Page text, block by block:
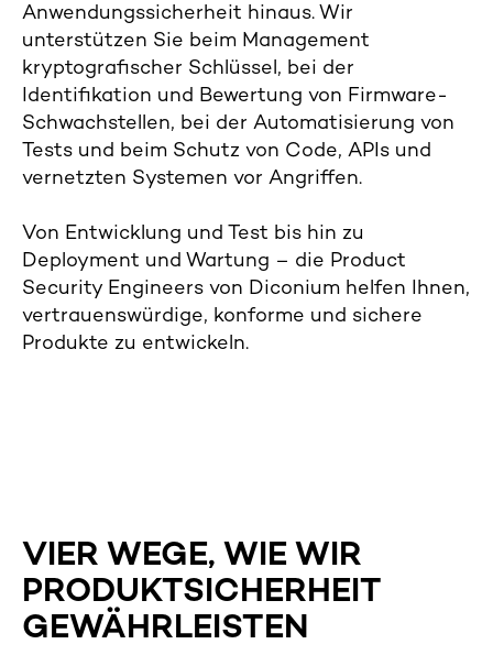
Anwendungssicherheit hinaus. Wir
unterstützen Sie beim Management
kryptografischer Schlüssel, bei der
Identifikation und Bewertung von Firmware-
Schwachstellen, bei der Automatisierung von
Tests und beim Schutz von Code, APIs und
vernetzten Systemen vor Angriffen.
Von Entwicklung und Test bis hin zu
Deployment und Wartung – die Product
Security Engineers von Diconium helfen Ihnen,
vertrauenswürdige, konforme und sichere
Produkte zu entwickeln.
VIER WEGE, WIE WIR
PRODUKTSICHERHEIT
GEWÄHRLEISTEN